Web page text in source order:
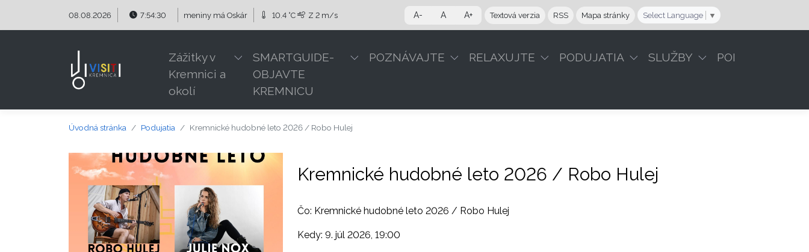
08.08.2026 7:54:30 meniny máOskár 10.4 °C Z 2 m/s A- A A+ Textová verzia RSS Mapa stránky Select Language ▼
Zážitky v
Kremnici a
okolí
SMARTGUIDE-
OBJAVTE
KREMNICU
POZNÁVAJTE RELAXUJTE PODUJATIA SLUŽBY POI
Úvodná stránka Podujatia Kremnické hudobné leto 2026 / Robo Hulej
Kremnické hudobné leto 2026 / Robo Hulej
Čo: Kremnické hudobné leto 2026 / Robo Hulej
Kedy: 9. júl 2026, 19:00